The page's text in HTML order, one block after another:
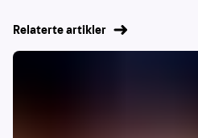
Relaterte artikler